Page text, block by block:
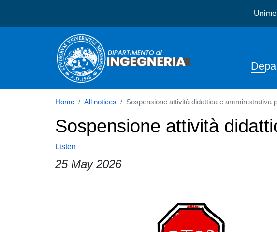
Home All notices Sospensione attività didattica e amministrativa
Sospensione attività
Listen
25 May 2026